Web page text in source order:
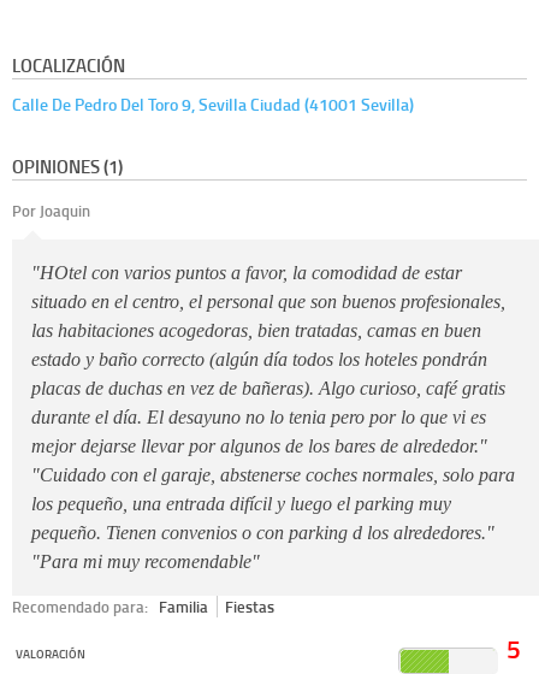
LOCALIZACIÓN
Calle De Pedro Del Toro 9, Sevilla Ciudad (41001 Sevilla)
OPINIONES (1)
Por Joaquin
"HOtel con varios puntos a favor, la comodidad de estar
situado en el centro, el personal que son buenos profesionales,
las habitaciones acogedoras, bien tratadas, camas en buen
estado y baño correcto (algún día todos los hoteles pondrán
placas de duchas en vez de bañeras). Algo curioso, café gratis
durante el día. El desayuno no lo tenia pero por lo que vi es
mejor dejarse llevar por algunos de los bares de alrededor."
"Cuidado con el garaje, abstenerse coches normales, solo para
los pequeño, una entrada difícil y luego el parking muy
pequeño. Tienen convenios o con parking d los alrededores."
"Para mi muy recomendable"
Recomendado para: Familia Fiestas
VALORACIÓN 5